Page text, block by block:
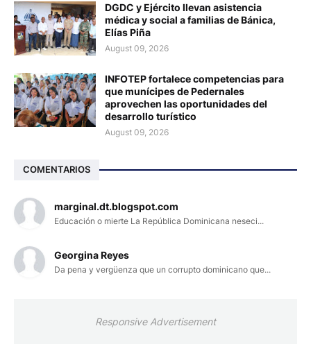
DGDC y Ejército llevan asistencia
médica y social a familias de Bánica,
Elías Piña
August 09, 2026
INFOTEP fortalece competencias para
que munícipes de Pedernales
aprovechen las oportunidades del
desarrollo turístico
August 09, 2026
COMENTARIOS
marginal.dt.blogspot.com
Educación o mierte La República Dominicana neseci...
Georgina Reyes
Da pena y vergüenza que un corrupto dominicano que...
Responsive Advertisement